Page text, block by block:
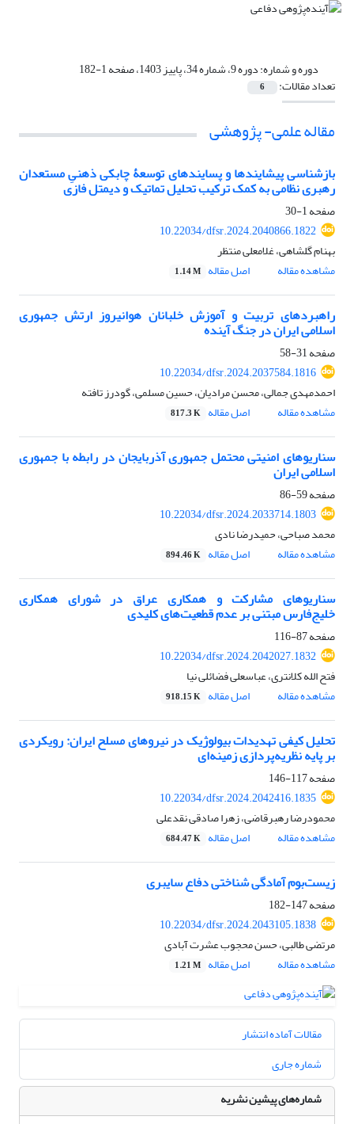
دوره و شماره:دوره 9، شماره 34، پاییز 1403، صفحه 1-182
تعداد مقالات: 6
مقاله علمی- پژوهشی
بازشناسی پیشایندها و پسایندهای توسعۀ چابکی ذهنیِ مستعدان
رهبری نظامی به کمک ترکیب تحلیل تماتیک و دیمتل فازی
صفحه1-30
10.22034/dfsr.2024.2040866.1822
بهنام گلشاهی، غلامعلی منتظر
مشاهده مقاله
اصل مقاله 1.14 M
راهبردهای تربیت و آموزش خلبانان هوانیروز ارتش جمهوری
اسلامی ایران در‌ جنگ‌ آینده
صفحه31-58
10.22034/dfsr.2024.2037584.1816
احمدمهدی جمالی، محسن مرادیان، حسین مسلمی، گودرز تافته
مشاهده مقاله
اصل مقاله 817.3 K
سناریوهای امنیتی محتمل جمهوری آذربایجان در رابطه با جمهوری
اسلامی ایران
صفحه59-86
10.22034/dfsr.2024.2033714.1803
محمد صباحی، حمیدرضا نادی
مشاهده مقاله
اصل مقاله 894.46 K
سناریوهای مشارکت و همکاری عراق در شورای همکاری
خلیج‌فارس مبتنی بر عدم قطعیت‌های کلیدی
صفحه87-116
10.22034/dfsr.2024.2042027.1832
فتح الله کلانتری، عباسعلی فضائلی نیا
مشاهده مقاله
اصل مقاله 918.15 K
تحلیل کیفی تهدیدات بیولوژیک در نیروهای مسلح ایران: رویکردی
بر پایه نظریه‌پردازی زمینه‌ای
صفحه117-146
10.22034/dfsr.2024.2042416.1835
محمودرضا رهبرقاضی، زهرا صادقی نقدعلی
مشاهده مقاله
اصل مقاله 684.47 K
زیست‌بوم آمادگی شناختی دفاع سایبری
صفحه147-182
10.22034/dfsr.2024.2043105.1838
مرتضی طالبی، حسن محجوب عشرت آبادی
مشاهده مقاله
اصل مقاله 1.21 M
مقالات آماده انتشار
شماره جاری
شماره‌های پیشین نشریه